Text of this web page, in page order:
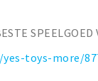
SPEELGOED
toys-more/